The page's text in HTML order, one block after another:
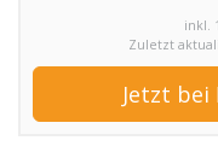
inkl.
Zuletzt
Jetzt bei